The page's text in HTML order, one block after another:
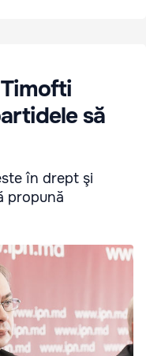
să
în drept şi
propună